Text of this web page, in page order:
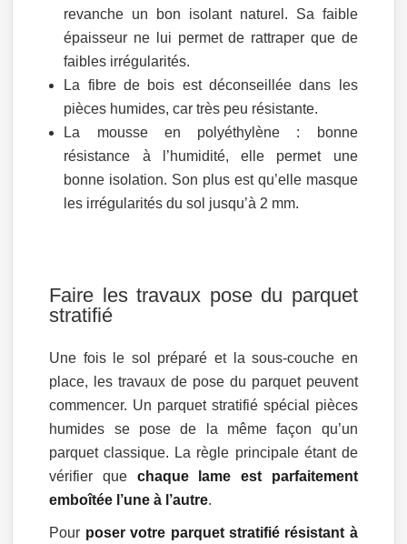
revanche un bon isolant naturel. Sa faible
épaisseur ne lui permet de rattraper que de
faibles irrégularités.
La fibre de bois est déconseillée dans les
pièces humides, car très peu résistante.
La mousse en polyéthylène : bonne
résistance à l’humidité, elle permet une
bonne isolation. Son plus est qu’elle masque
les irrégularités du sol jusqu’à 2 mm.
Faire les travaux pose du parquet
stratifié
Une fois le sol préparé et la sous-couche en
place, les travaux de pose du parquet peuvent
commencer. Un parquet stratifié spécial pièces
humides se pose de la même façon qu’un
parquet classique. La règle principale étant de
vérifier que chaque lame est parfaitement
emboîtée l’une à l’autre.
Pour poser votre parquet stratifié résistant à